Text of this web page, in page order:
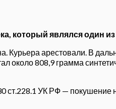
который являлся один
Курьера арестовали. В
около 808,9грамма
ст.228.1 УК РФ — покушение